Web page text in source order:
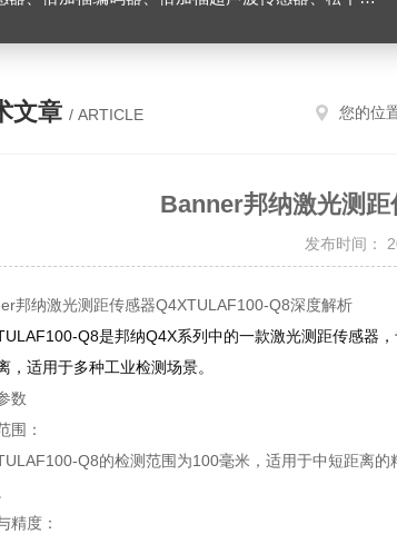
文章 / ARTICLE 您的位
Banner邦纳激光测
发布时间：
邦纳激光测距传感器Q4XTULAF100-Q8深度解析
Q8是邦纳Q4X系列中的一款激光测距传感器
，适用于多种工业检测场景。
数
围：
Q8的检测范围为100毫米，适用于中短距离
精度：